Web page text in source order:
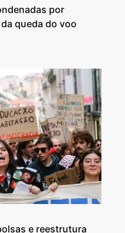
por
queda do voo
e reestrutura